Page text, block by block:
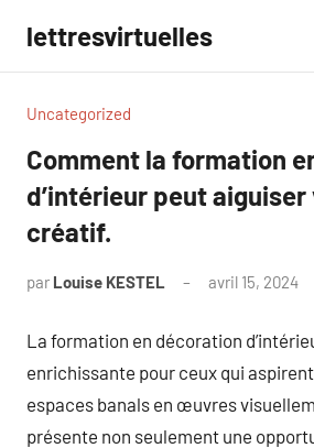
contenu
lettresvirtuelles
Uncategorized
Comment la formation
d’intérieur peut
créatif.
par Louise KESTEL avril 15, 2024
La formation en décoration
enrichissante pour ceux qui
espaces banals en œuvres
présente non seulement une